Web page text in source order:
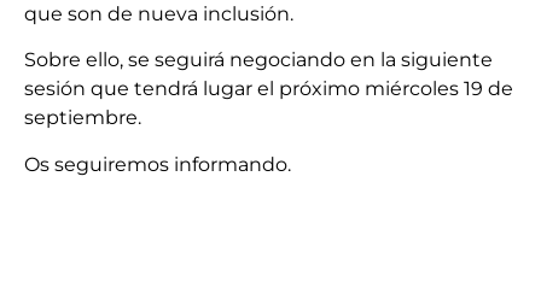
que son de nueva inclusión.
Sobre ello, se seguirá negociando en la siguiente
sesión que tendrá lugar el próximo miércoles 19 de
septiembre.
Os seguiremos informando.